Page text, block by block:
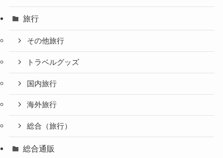
旅行
その他旅行
トラベルグッズ
国内旅行
海外旅行
総合（旅行）
総合通販